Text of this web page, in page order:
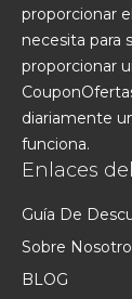
proporcionar
necesita para
proporcionar
diariamente
funciona.
Enlaces
Guía De
Sobre
BLOG